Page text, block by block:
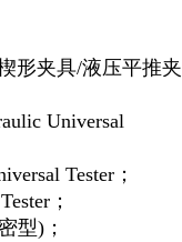
形夹具/液压平推夹
Universal
Tester；
；
型)；